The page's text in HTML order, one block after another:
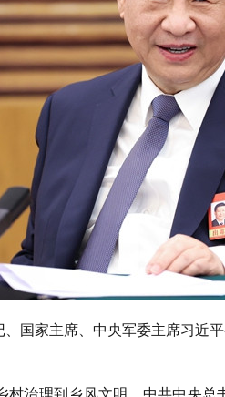
国家主席、中央军委主席习近
治理到乡风文明，中共中央总